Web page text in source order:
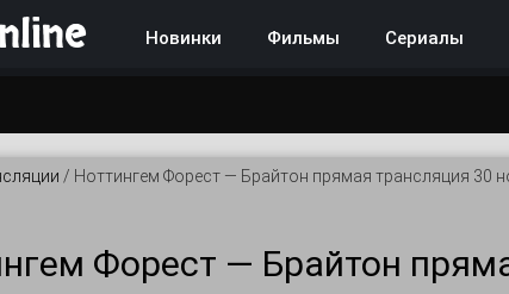
Новинки Фильмы Сериалы
/ Ноттингем Форест — Брайтон прямая трансляция 30
Форест — Брайтон